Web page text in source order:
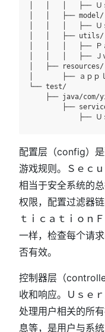
│   │   │   ├── Ｕｓ
│   │   ├──
│   │   │   ├── Ｕｓ
│   │   ├──
│   │   │   ├── Ｐａ
│   │   │   ├── Ｊｗ
│   ├── resources/
│       ├── ａｐｐ
└── test/
├── java/com/
├──
配置层（config）
游戏规则。Ｓｅｃ
相当于安全系统的
权限，配置过滤器
ｔｉｃａｔｉｏｎ
一样，检查每个请
否有效。
控制器层（
收和响应。Ｕｓｅ
处理用户相关的所
息等，是用户与系统